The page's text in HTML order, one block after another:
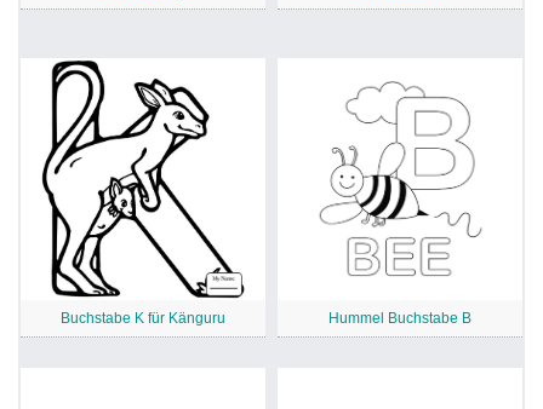
Buchstabe K für Känguru Hummel Buchstabe B